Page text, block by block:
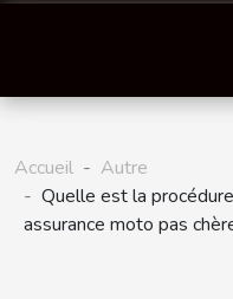
Accueil
Autre
Quelle est la
assurance moto pas